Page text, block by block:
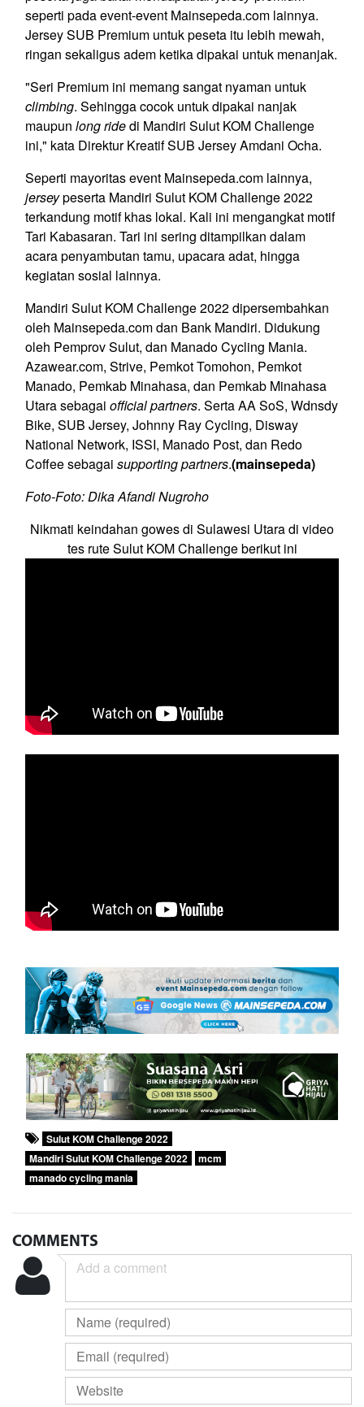
seperti pada event-event Mainsepeda.com lainnya.
Jersey SUB Premium untuk peseta itu lebih mewah,
ringan sekaligus adem ketika dipakai untuk menanjak.
"Seri Premium ini memang sangat nyaman untuk
climbing. Sehingga cocok untuk dipakai nanjak
maupun long ridedi Mandiri Sulut KOM Challenge
ini," kata Direktur Kreatif SUB Jersey Amdani Ocha.
Seperti mayoritas event Mainsepeda.com lainnya,
jerseypeserta Mandiri Sulut KOM Challenge 2022
terkandung motif khas lokal. Kali ini mengangkat motif
Tari Kabasaran. Tari ini sering ditampilkan dalam
acara penyambutan tamu, upacara adat, hingga
kegiatan sosial lainnya.
Mandiri Sulut KOM Challenge 2022 dipersembahkan
oleh Mainsepeda.com dan Bank Mandiri. Didukung
oleh Pemprov Sulut, dan Manado Cycling Mania.
Azawear.com, Strive, Pemkot Tomohon, Pemkot
Manado, Pemkab Minahasa, dan Pemkab Minahasa
Utara sebagai official partners. Serta AA SoS, Wdnsdy
Bike, SUB Jersey, Johnny Ray Cycling, Disway
National Network, ISSI, Manado Post, dan Redo
Coffee sebagai supporting partners.(mainsepeda)
Foto-Foto: Dika Afandi Nugroho
Nikmati keindahan gowes di Sulawesi Utara di video
tes rute Sulut KOM Challenge berikut ini
Sulut KOM Challenge 2022
Mandiri Sulut KOM Challenge 2022
mcm
manado cycling mania
COMMENTS